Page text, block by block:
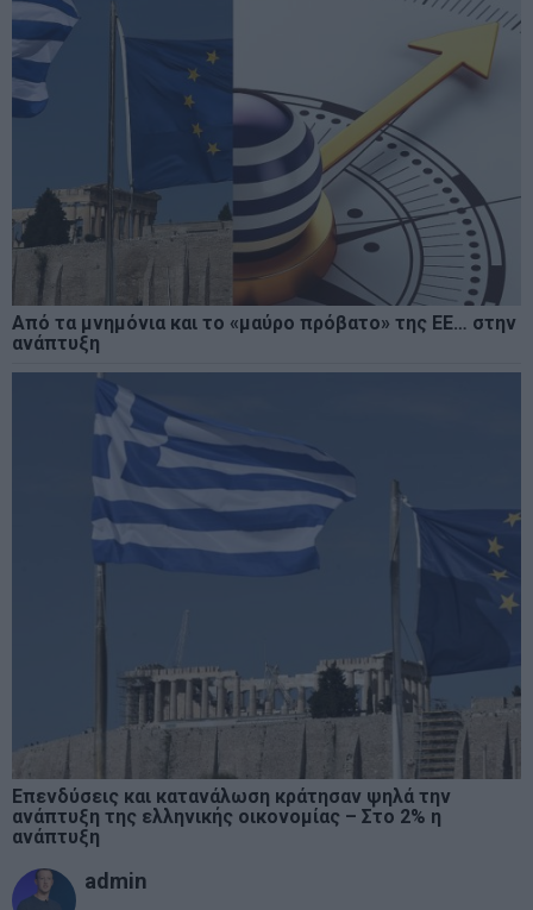
Από τα μνημόνια και το «μαύρο πρόβατο» της ΕΕ… στην
ανάπτυξη
Επενδύσεις και κατανάλωση κράτησαν ψηλά την
ανάπτυξη της ελληνικής οικονομίας – Στο 2% η
ανάπτυξη
admin